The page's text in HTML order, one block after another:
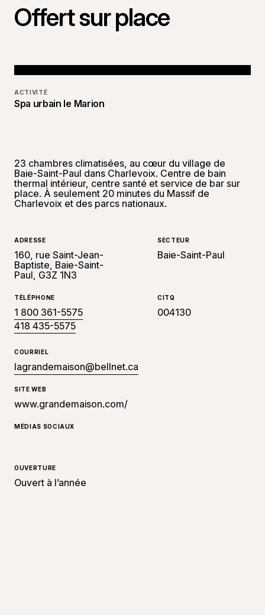
Offert sur place
ACTIVITÉ
Spa urbain le Marion
23 chambres climatisées, au cœur du village de
Baie-Saint-Paul dans Charlevoix. Centre de bain
thermal intérieur, centre santé et service de bar sur
place. À seulement 20 minutes du Massif de
Charlevoix et des parcs nationaux.
ADRESSE
160, rue Saint-Jean-
Baptiste, Baie-Saint-
Paul, G3Z 1N3
SECTEUR
Baie-Saint-Paul
TÉLÉPHONE
1 800 361-5575
418 435-5575
CITQ
004130
COURRIEL
lagrandemaison@bellnet.ca
SITE WEB
www.grandemaison.com/
MÉDIAS SOCIAUX
OUVERTURE
Ouvert à l’année